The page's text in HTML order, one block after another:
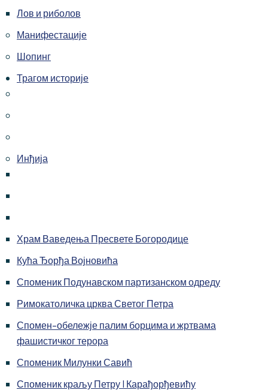
Лов и риболов
Манифестације
Шопинг
Трагом историје
Инђија
Храм Ваведења Пресвете Богородице
Кућа Ђорђа Војновића
Споменик Подунавском партизанском одреду
Римокатоличка црква Светог Петра
Спомен-обележје палим борцима и жртвама
фашистичког терора
Споменик Милунки Савић
Споменик краљу Петру I Карађорђевићу